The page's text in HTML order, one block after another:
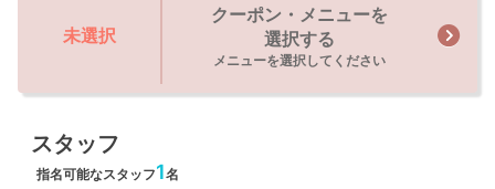
未選択
クーポン・メニューを
選択する
メニューを選択してください
スタッフ
指名可能なスタッフ1名